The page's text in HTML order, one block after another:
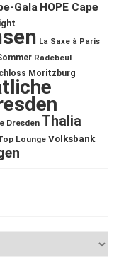
Gala HOPE Cape
La Saxe à Paris
Radebeul
Moritzburg
Dresden Thalia
Lounge Volksbank